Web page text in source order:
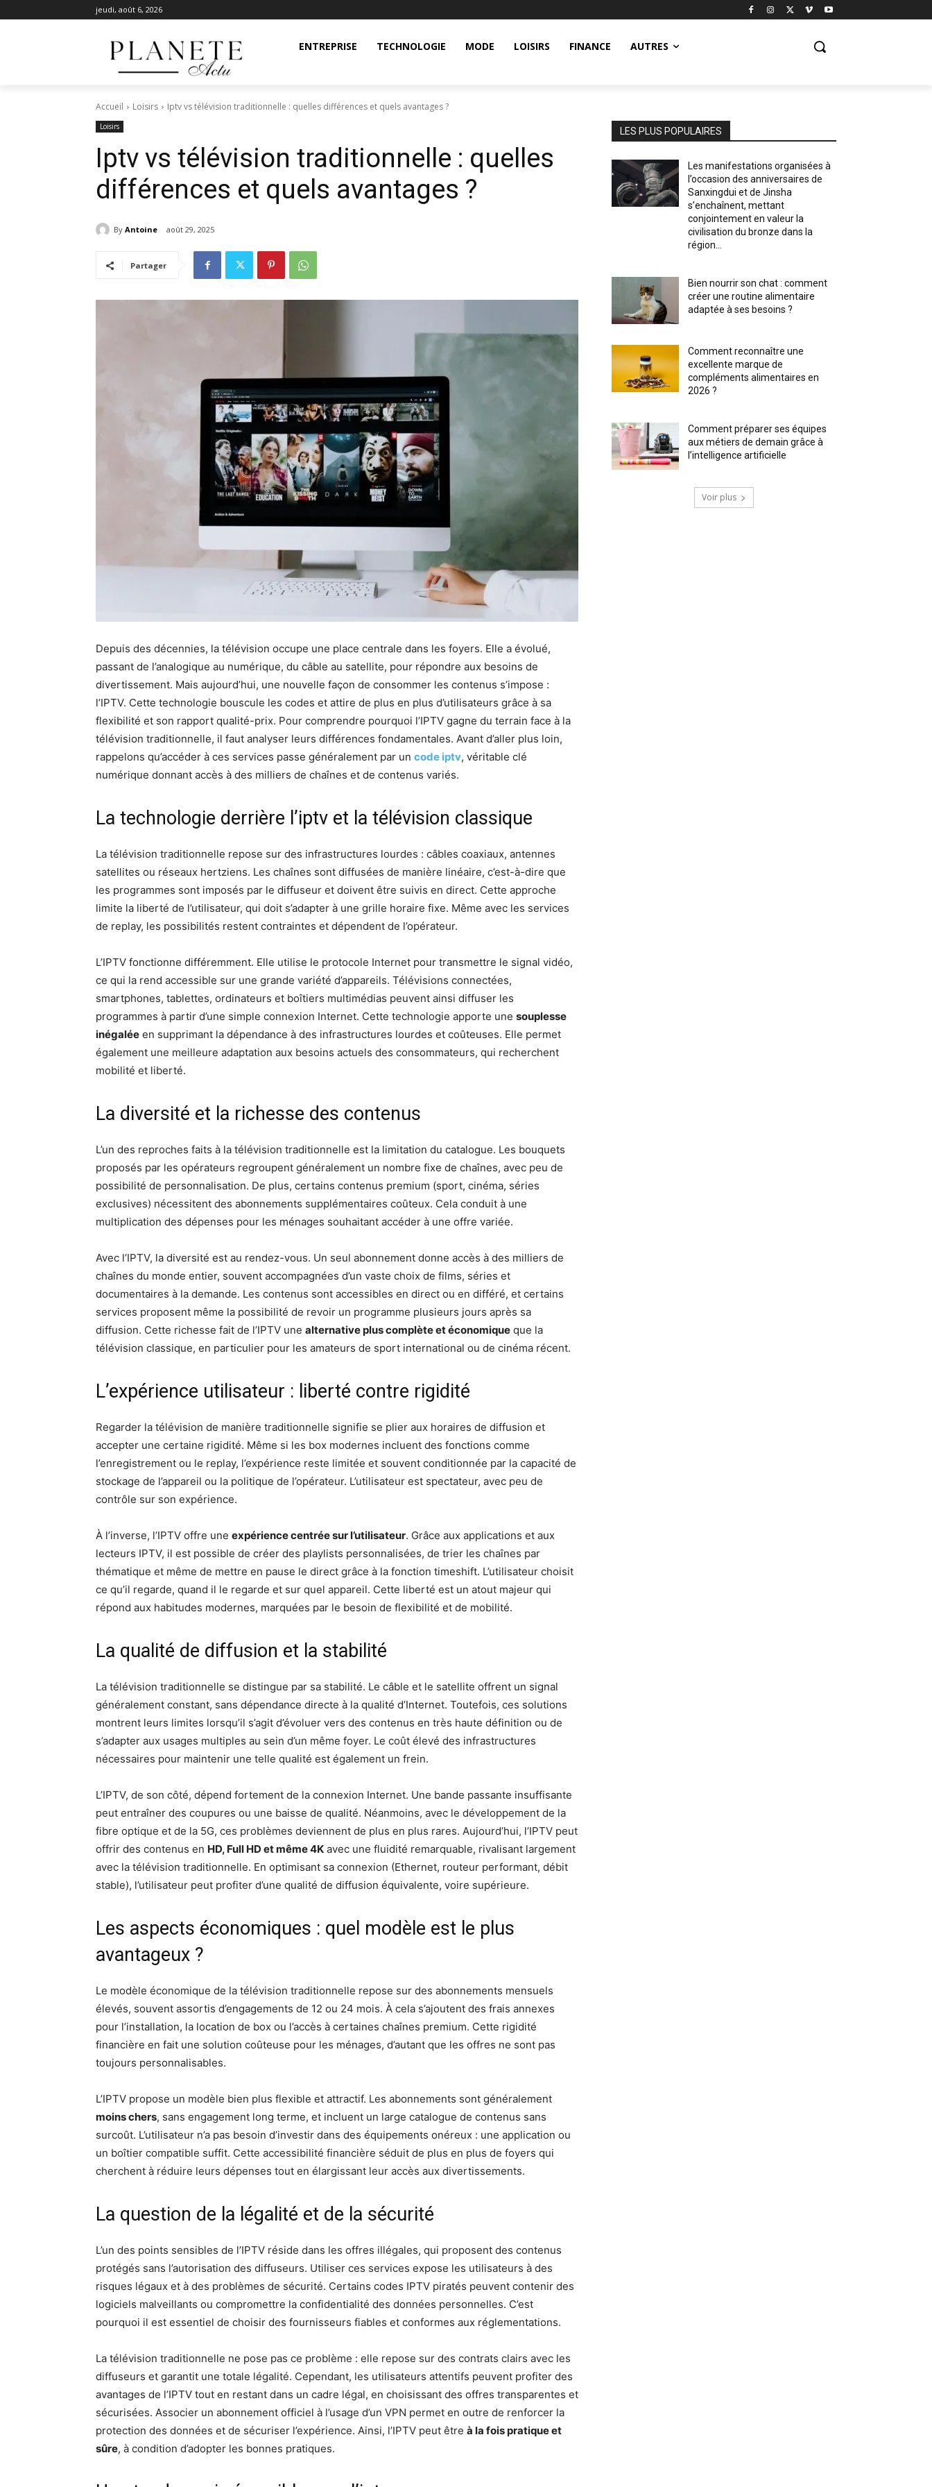
jeudi, août 6, 2026
ENTREPRISE TECHNOLOGIE MODE LOISIRS FINANCE AUTRES
Accueil Loisirs Iptv vs télévision traditionnelle : quelles différences et quels avantages ?
Loisirs
Iptv vs télévision traditionnelle : quelles
différences et quels avantages ?
By Antoine août 29, 2025
Partager
Depuis des décennies, la télévision occupe une place centrale dans les foyers. Elle a évolué,
passant de l’analogique au numérique, du câble au satellite, pour répondre aux besoins de
divertissement. Mais aujourd’hui, une nouvelle façon de consommer les contenus s’impose :
l’IPTV. Cette technologie bouscule les codes et attire de plus en plus d’utilisateurs grâce à sa
flexibilité et son rapport qualité-prix. Pour comprendre pourquoi l’IPTV gagne du terrain face à la
télévision traditionnelle, il faut analyser leurs différences fondamentales. Avant d’aller plus loin,
rappelons qu’accéder à ces services passe généralement par un code iptv, véritable clé
numérique donnant accès à des milliers de chaînes et de contenus variés.
La technologie derrière l’iptv et la télévision classique
La télévision traditionnelle repose sur des infrastructures lourdes : câbles coaxiaux, antennes
satellites ou réseaux hertziens. Les chaînes sont diffusées de manière linéaire, c’est-à-dire que
les programmes sont imposés par le diffuseur et doivent être suivis en direct. Cette approche
limite la liberté de l’utilisateur, qui doit s’adapter à une grille horaire fixe. Même avec les services
de replay, les possibilités restent contraintes et dépendent de l’opérateur.
L’IPTV fonctionne différemment. Elle utilise le protocole Internet pour transmettre le signal vidéo,
ce qui la rend accessible sur une grande variété d’appareils. Télévisions connectées,
smartphones, tablettes, ordinateurs et boîtiers multimédias peuvent ainsi diffuser les
programmes à partir d’une simple connexion Internet. Cette technologie apporte une souplesse
inégalée en supprimant la dépendance à des infrastructures lourdes et coûteuses. Elle permet
également une meilleure adaptation aux besoins actuels des consommateurs, qui recherchent
mobilité et liberté.
La diversité et la richesse des contenus
L’un des reproches faits à la télévision traditionnelle est la limitation du catalogue. Les bouquets
proposés par les opérateurs regroupent généralement un nombre fixe de chaînes, avec peu de
possibilité de personnalisation. De plus, certains contenus premium (sport, cinéma, séries
exclusives) nécessitent des abonnements supplémentaires coûteux. Cela conduit à une
multiplication des dépenses pour les ménages souhaitant accéder à une offre variée.
Avec l’IPTV, la diversité est au rendez-vous. Un seul abonnement donne accès à des milliers de
chaînes du monde entier, souvent accompagnées d’un vaste choix de films, séries et
documentaires à la demande. Les contenus sont accessibles en direct ou en différé, et certains
services proposent même la possibilité de revoir un programme plusieurs jours après sa
diffusion. Cette richesse fait de l’IPTV une alternative plus complète et économique que la
télévision classique, en particulier pour les amateurs de sport international ou de cinéma récent.
L’expérience utilisateur : liberté contre rigidité
Regarder la télévision de manière traditionnelle signifie se plier aux horaires de diffusion et
accepter une certaine rigidité. Même si les box modernes incluent des fonctions comme
l’enregistrement ou le replay, l’expérience reste limitée et souvent conditionnée par la capacité de
stockage de l’appareil ou la politique de l’opérateur. L’utilisateur est spectateur, avec peu de
contrôle sur son expérience.
À l’inverse, l’IPTV offre une expérience centrée sur l’utilisateur. Grâce aux applications et aux
lecteurs IPTV, il est possible de créer des playlists personnalisées, de trier les chaînes par
thématique et même de mettre en pause le direct grâce à la fonction timeshift. L’utilisateur choisit
ce qu’il regarde, quand il le regarde et sur quel appareil. Cette liberté est un atout majeur qui
répond aux habitudes modernes, marquées par le besoin de flexibilité et de mobilité.
La qualité de diffusion et la stabilité
La télévision traditionnelle se distingue par sa stabilité. Le câble et le satellite offrent un signal
généralement constant, sans dépendance directe à la qualité d’Internet. Toutefois, ces solutions
montrent leurs limites lorsqu’il s’agit d’évoluer vers des contenus en très haute définition ou de
s’adapter aux usages multiples au sein d’un même foyer. Le coût élevé des infrastructures
nécessaires pour maintenir une telle qualité est également un frein.
L’IPTV, de son côté, dépend fortement de la connexion Internet. Une bande passante insuffisante
peut entraîner des coupures ou une baisse de qualité. Néanmoins, avec le développement de la
fibre optique et de la 5G, ces problèmes deviennent de plus en plus rares. Aujourd’hui, l’IPTV peut
offrir des contenus en HD, Full HD et même 4K avec une fluidité remarquable, rivalisant largement
avec la télévision traditionnelle. En optimisant sa connexion (Ethernet, routeur performant, débit
stable), l’utilisateur peut profiter d’une qualité de diffusion équivalente, voire supérieure.
Les aspects économiques : quel modèle est le plus
avantageux ?
Le modèle économique de la télévision traditionnelle repose sur des abonnements mensuels
élevés, souvent assortis d’engagements de 12 ou 24 mois. À cela s’ajoutent des frais annexes
pour l’installation, la location de box ou l’accès à certaines chaînes premium. Cette rigidité
financière en fait une solution coûteuse pour les ménages, d’autant que les offres ne sont pas
toujours personnalisables.
L’IPTV propose un modèle bien plus flexible et attractif. Les abonnements sont généralement
moins chers, sans engagement long terme, et incluent un large catalogue de contenus sans
surcoût. L’utilisateur n’a pas besoin d’investir dans des équipements onéreux : une application ou
un boîtier compatible suffit. Cette accessibilité financière séduit de plus en plus de foyers qui
cherchent à réduire leurs dépenses tout en élargissant leur accès aux divertissements.
La question de la légalité et de la sécurité
L’un des points sensibles de l’IPTV réside dans les offres illégales, qui proposent des contenus
protégés sans l’autorisation des diffuseurs. Utiliser ces services expose les utilisateurs à des
risques légaux et à des problèmes de sécurité. Certains codes IPTV piratés peuvent contenir des
logiciels malveillants ou compromettre la confidentialité des données personnelles. C’est
pourquoi il est essentiel de choisir des fournisseurs fiables et conformes aux réglementations.
La télévision traditionnelle ne pose pas ce problème : elle repose sur des contrats clairs avec les
diffuseurs et garantit une totale légalité. Cependant, les utilisateurs attentifs peuvent profiter des
avantages de l’IPTV tout en restant dans un cadre légal, en choisissant des offres transparentes et
sécurisées. Associer un abonnement officiel à l’usage d’un VPN permet en outre de renforcer la
protection des données et de sécuriser l’expérience. Ainsi, l’IPTV peut être à la fois pratique et
sûre, à condition d’adopter les bonnes pratiques.
LES PLUS POPULAIRES
Les manifestations organisées à
l’occasion des anniversaires de
Sanxingdui et de Jinsha
s’enchaînent, mettant
conjointement en valeur la
civilisation du bronze dans la
région...
Bien nourrir son chat : comment
créer une routine alimentaire
adaptée à ses besoins ?
Comment reconnaître une
excellente marque de
compléments alimentaires en
2026 ?
Comment préparer ses équipes
aux métiers de demain grâce à
l’intelligence artificielle
Voir plus